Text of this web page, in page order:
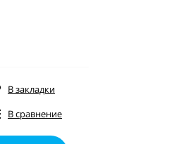
В закладки
В сравнение